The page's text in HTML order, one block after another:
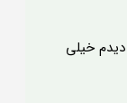
دیدم خیلی